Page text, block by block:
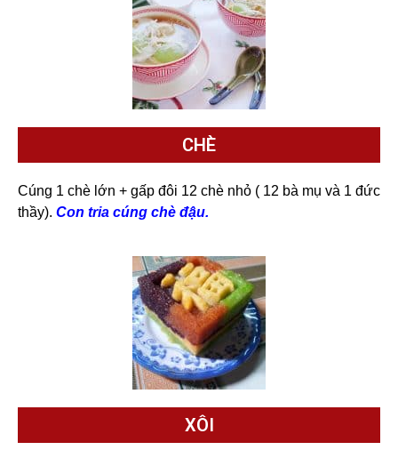
CHÈ
Cúng 1 chè lớn + gấp đôi 12 chè nhỏ ( 12 bà mụ và 1 đức
thầy). Con tria cúng chè đậu.
XÔI